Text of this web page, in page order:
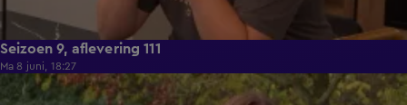
Seizoen 9, aflevering 111
Ma 8 juni, 18:27
22:26